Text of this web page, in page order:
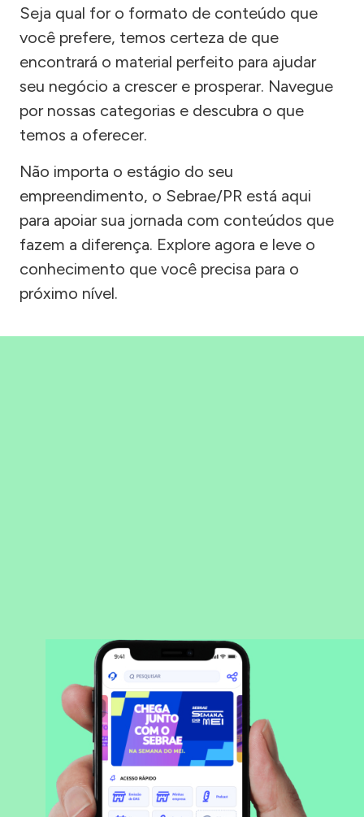
Seja qual for o formato de conteúdo que
você prefere, temos certeza de que
encontrará o material perfeito para ajudar
seu negócio a crescer e prosperar. Navegue
por nossas categorias e descubra o que
temos a oferecer.
Não importa o estágio do seu
empreendimento, o Sebrae/PR está aqui
para apoiar sua jornada com conteúdos que
fazem a diferença. Explore agora e leve o
conhecimento que você precisa para o
próximo nível.